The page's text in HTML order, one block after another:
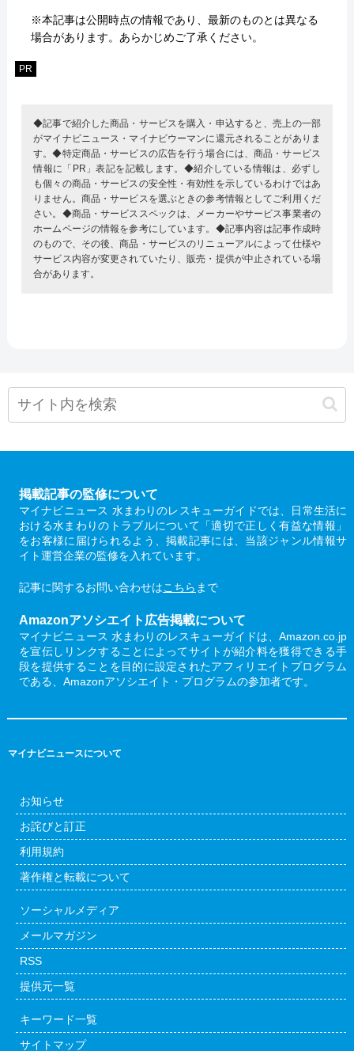
※本記事は公開時点の情報であり、最新のものとは異なる
場合があります。あらかじめご了承ください。
PR
◆記事で紹介した商品・サービスを購入・申込すると、売上の一部
がマイナビニュース・マイナビウーマンに還元されることがありま
す。◆特定商品・サービスの広告を行う場合には、商品・サービス
情報に「PR」表記を記載します。◆紹介している情報は、必ずし
も個々の商品・サービスの安全性・有効性を示しているわけではあ
りません。商品・サービスを選ぶときの参考情報としてご利用くだ
さい。◆商品・サービススペックは、メーカーやサービス事業者の
ホームページの情報を参考にしています。◆記事内容は記事作成時
のもので、その後、商品・サービスのリニューアルによって仕様や
サービス内容が変更されていたり、販売・提供が中止されている場
合があります。
掲載記事の監修について
マイナビニュース 水まわりのレスキューガイドでは、日常生活に
おける水まわりのトラブルについて「適切で正しく有益な情報」
をお客様に届けられるよう、掲載記事には、当該ジャンル情報サ
イト運営企業の監修を入れています。
記事に関するお問い合わせはこちら まで
Amazonアソシエイト広告掲載について
マイナビニュース 水まわりのレスキューガイドは、Amazon.co.jp
を宣伝しリンクすることによってサイトが紹介料を獲得できる手
段を提供することを目的に設定されたアフィリエイトプログラム
である、Amazonアソシエイト・プログラムの参加者です。
マイナビニュースについて
お知らせ
お詫びと訂正
利用規約
著作権と転載について
ソーシャルメディア
メールマガジン
RSS
提供元一覧
キーワード一覧
サイトマップ